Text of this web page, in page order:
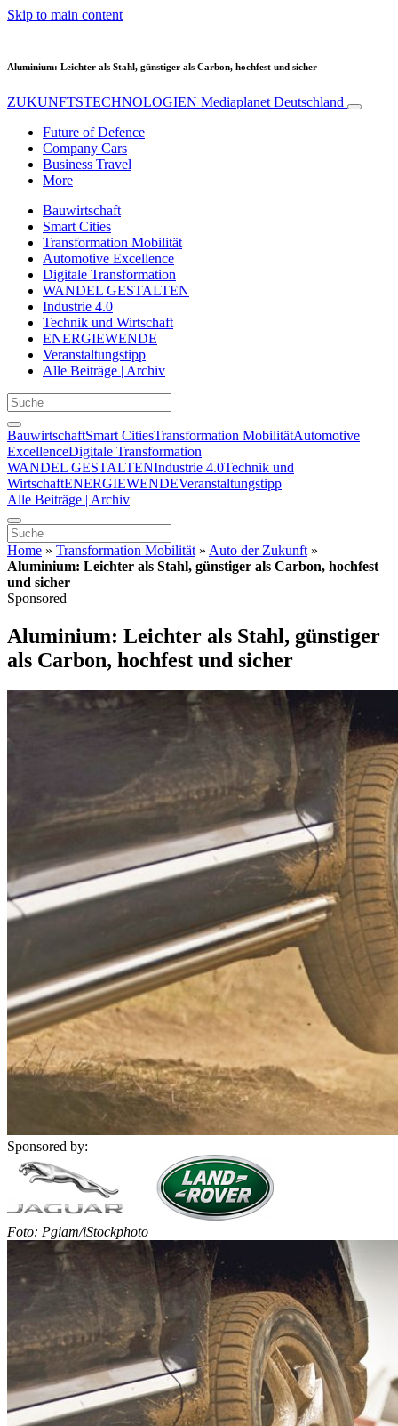
Skip to main content
Aluminium: Leichter als Stahl, günstiger als Carbon, hochfest und sicher
ZUKUNFTSTECHNOLOGIEN Mediaplanet Deutschland
Future of Defence
Company Cars
Business Travel
More
Bauwirtschaft
Smart Cities
Transformation Mobilität
Automotive Excellence
Digitale Transformation
WANDEL GESTALTEN
Industrie 4.0
Technik und Wirtschaft
ENERGIEWENDE
Veranstaltungstipp
Alle Beiträge | Archiv
BauwirtschaftSmart CitiesTransformation MobilitätAutomotive
ExcellenceDigitale Transformation
WANDEL GESTALTENIndustrie 4.0Technik und
WirtschaftENERGIEWENDEVeranstaltungstipp
Alle Beiträge | Archiv
Home » Transformation Mobilität » Auto der Zukunft »
Aluminium: Leichter als Stahl, günstiger als Carbon, hochfest
und sicher
Sponsored
Aluminium: Leichter als Stahl, günstiger
als Carbon, hochfest und sicher
Sponsored by:
Foto: Pgiam/iStockphoto